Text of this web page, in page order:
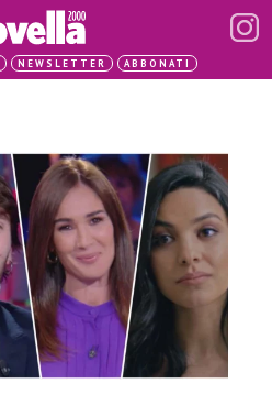
NEWSLETTER ABBONATI